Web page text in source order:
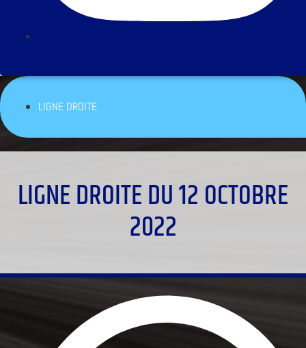
LIGNE DROITE
LIGNE DROITE DU 12 OCTOBRE
2022